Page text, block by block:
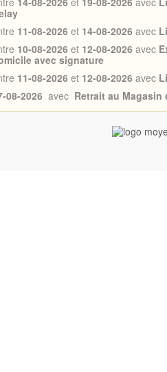
11-08-2026 et 14-08-2026 avec
10-08-2026 et 12-08-2026 avec
avec signature
11-08-2026 et 12-08-2026 avec
08-2026 avec Retrait au